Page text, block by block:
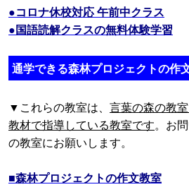
●コロナ休校対応 午前中クラス
●国語読解クラスの無料体験学習
通学できる森林プロジェクトの作
▼これらの教室は、 言葉の森の教
教材で指導している教室です。お
の教室にお願いします。
■森林プロジェクトの作文教室